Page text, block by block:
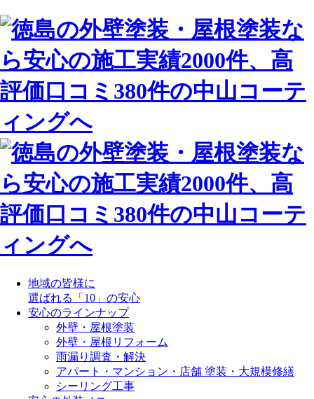
地域の皆様に
選ばれる「10」の安心
安心のラインナップ
外壁・屋根塗装
外壁・屋根リフォーム
雨漏り調査・解決
アパート・マンション・店舗 塗装・大規模修繕
シーリング工事